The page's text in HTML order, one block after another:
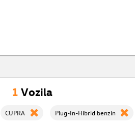
1 Vozila
CUPRA Plug-In-Hibrid benzin